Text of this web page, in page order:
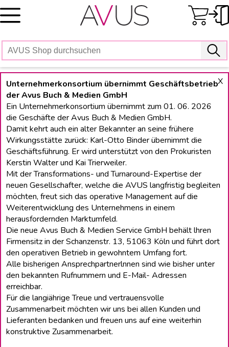
Skip
to
X
Unternehmerkonsortium übernimmt Geschäftsbetrieb
der Avus Buch & Medien GmbH
Ein Unternehmerkonsortium übernimmt zum 01. 06. 2026
die Geschäfte der Avus Buch & Medien GmbH.
Damit kehrt auch ein alter Bekannter an seine frühere
Wirkungsstätte zurück: Karl-Otto Binder übernimmt die
Geschäftsführung. Er wird unterstützt von den Prokuristen
Kerstin Walter und Kai Trierweiler.
Mit der Transformations- und Turnaround-Expertise der
neuen Gesellschafter, welche die AVUS langfristig begleiten
möchten, freut sich das operative Management auf die
Weiterentwicklung des Unternehmens in einem
herausfordernden Marktumfeld.
Die neue Avus Buch & Medien Service GmbH behält lhren
Firmensitz in der Schanzenstr. 13, 51063 Köln und führt dort
den operativen Betrieb in gewohntem Umfang fort.
Alle bisherigen Ansprechpartnerlnnen sind wie bisher unter
den bekannten Rufnummern und E-Mail- Adressen
erreichbar.
Für die langiährige Treue und vertrauensvolle
Zusammenarbeit möchten wir uns bei allen Kunden und
Lieferanten bedanken und freuen uns auf eine weiterhin
konstruktive Zusammenarbeit.